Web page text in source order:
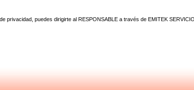
privacidad, puedes dirigirte al RESPONSABLE a través de EMITEK